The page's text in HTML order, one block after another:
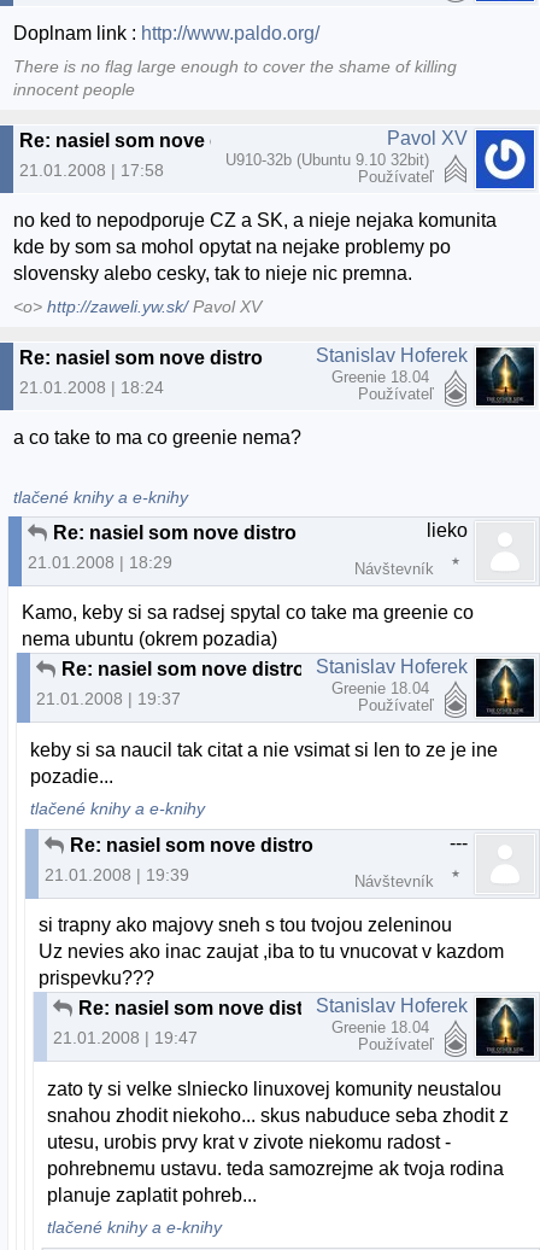
Doplnam link : http://www.paldo.org/
There is no flag large enough to cover the shame of killing
innocent people
Re: nasiel som nove distro
21.01.2008 | 17:58
Pavol XV
U910-32b (Ubuntu 9.10 32bit)
Používateľ
no ked to nepodporuje CZ a SK, a nieje nejaka komunita
kde by som sa mohol opytat na nejake problemy po
slovensky alebo cesky, tak to nieje nic premna.
<o>http://zaweli.yw.sk/Pavol XV
Re: nasiel som nove distro
21.01.2008 | 18:24
Stanislav Hoferek
Greenie 18.04
Používateľ
a co take to ma co greenie nema?
tlačené knihy a e-knihy
Re: nasiel som nove distro
21.01.2008 | 18:29
lieko
Návštevník
Kamo, keby si sa radsej spytal co take ma greenie co
nema ubuntu (okrem pozadia)
Re: nasiel som nove distro
21.01.2008 | 19:37
Stanislav Hoferek
Greenie 18.04
Používateľ
keby si sa naucil tak citat a nie vsimat si len to ze je ine
pozadie...
tlačené knihy a e-knihy
Re: nasiel som nove distro
21.01.2008 | 19:39
---
Návštevník
si trapny ako majovy sneh s tou tvojou zeleninou
Uz nevies ako inac zaujat ,iba to tu vnucovat v kazdom
prispevku???
Re: nasiel som nove distro
21.01.2008 | 19:47
Stanislav Hoferek
Greenie 18.04
Používateľ
zato ty si velke slniecko linuxovej komunity neustalou
snahou zhodit niekoho... skus nabuduce seba zhodit z
utesu, urobis prvy krat v zivote niekomu radost -
pohrebnemu ustavu. teda samozrejme ak tvoja rodina
planuje zaplatit pohreb...
tlačené knihy a e-knihy